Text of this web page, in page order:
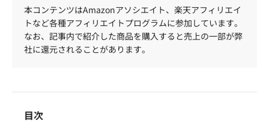
本コンテンツはAmazonアソシエイト、楽天アフィリエイ
トなど各種アフィリエイトプログラムに参加しています。
なお、記事内で紹介した商品を購入すると売上の一部が弊
社に還元されることがあります。
目次